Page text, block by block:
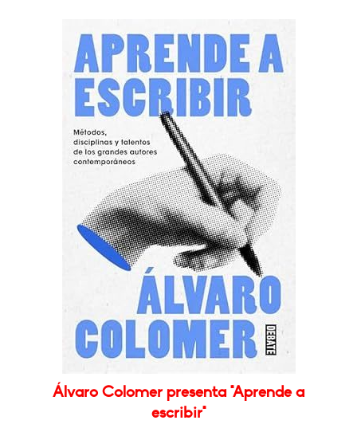
Álvaro Colomer presenta "Aprende a
escribir"